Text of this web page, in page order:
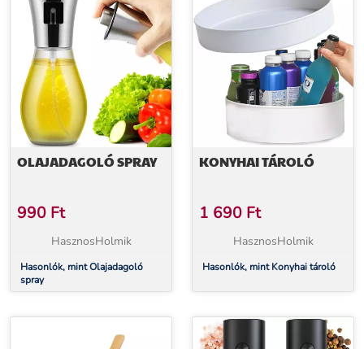
OLAJADAGOLÓ SPRAY
990 Ft
HasznosHolmik
Hasonlók, mint Olajadagoló
spray
KONYHAI TÁROLÓ
1 690 Ft
HasznosHolmik
Hasonlók, mint Konyhai tároló